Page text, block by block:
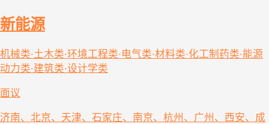
新能源
机械类·土木类·环境工程类·电气类·材料类·化工制药类·能源
动力类·建筑类·设计学类
面议
济南、北京、天津、石家庄、南京、杭州、广州、西安、成